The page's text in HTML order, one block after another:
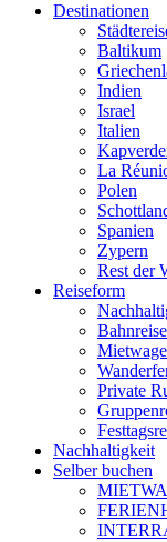
Destinationen
Baltikum
Indien
Israel
Italien
La
Polen
Spanien
Zypern
Rest der
Reiseform
Private
Nachhaltigkeit
Selber buchen